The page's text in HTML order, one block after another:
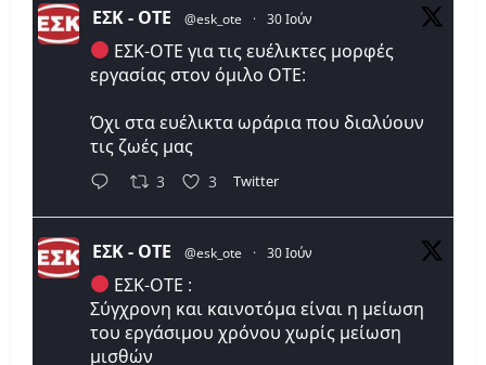
ΕΣΚ - ΟΤΕ @esk_ote · 30 Ιούν
ΕΣΚ-ΟΤΕ για τις ευέλικτες μορφές
εργασίας στον όμιλο ΟΤΕ:
Όχι στα ευέλικτα ωράρια που διαλύουν
τις ζωές μας
3 3 Twitter
ΕΣΚ - ΟΤΕ @esk_ote · 30 Ιούν
ΕΣΚ-ΟΤΕ :
Σύγχρονη και καινοτόμα είναι η μείωση
του εργάσιμου χρόνου χωρίς μείωση
μισθών